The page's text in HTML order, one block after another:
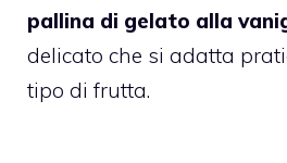
pallina di gelato alla
delicato che si adatta
tipo di frutta.